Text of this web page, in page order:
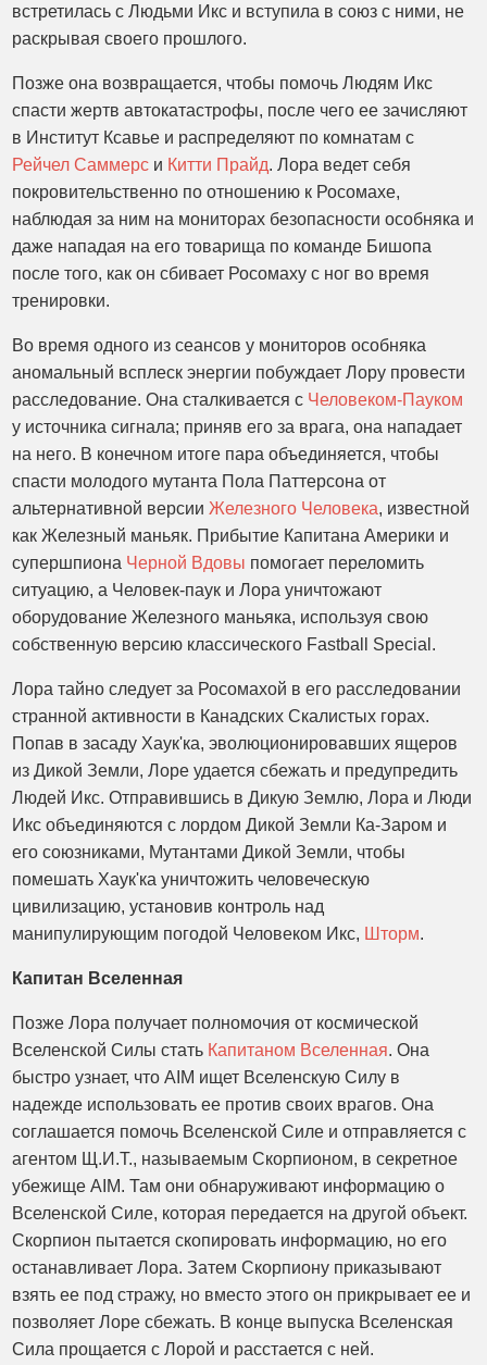
встретилась с Людьми Икс и вступила в союз с ними, не
раскрывая своего прошлого.
Позже она возвращается, чтобы помочь Людям Икс
спасти жертв автокатастрофы, после чего ее зачисляют
в Институт Ксавье и распределяют по комнатам с
Рейчел Саммерс и Китти Прайд. Лора ведет себя
покровительственно по отношению к Росомахе,
наблюдая за ним на мониторах безопасности особняка и
даже нападая на его товарища по команде Бишопа
после того, как он сбивает Росомаху с ног во время
тренировки.
Во время одного из сеансов у мониторов особняка
аномальный всплеск энергии побуждает Лору провести
расследование. Она сталкивается с Человеком-Пауком
у источника сигнала; приняв его за врага, она нападает
на него. В конечном итоге пара объединяется, чтобы
спасти молодого мутанта Пола Паттерсона от
альтернативной версии Железного Человека, известной
как Железный маньяк. Прибытие Капитана Америки и
супершпиона Черной Вдовы помогает переломить
ситуацию, а Человек-паук и Лора уничтожают
оборудование Железного маньяка, используя свою
собственную версию классического Fastball Special.
Лора тайно следует за Росомахой в его расследовании
странной активности в Канадских Скалистых горах.
Попав в засаду Хаук'ка, эволюционировавших ящеров
из Дикой Земли, Лоре удается сбежать и предупредить
Людей Икс. Отправившись в Дикую Землю, Лора и Люди
Икс объединяются с лордом Дикой Земли Ка-Заром и
его союзниками, Мутантами Дикой Земли, чтобы
помешать Хаук'ка уничтожить человеческую
цивилизацию, установив контроль над
манипулирующим погодой Человеком Икс, Шторм.
Капитан Вселенная
Позже Лора получает полномочия от космической
Вселенской Силы стать Капитаном Вселенная. Она
быстро узнает, что AIM ищет Вселенскую Силу в
надежде использовать ее против своих врагов. Она
соглашается помочь Вселенской Силе и отправляется с
агентом Щ.И.Т., называемым Скорпионом, в секретное
убежище AIM. Там они обнаруживают информацию о
Вселенской Силе, которая передается на другой объект.
Скорпион пытается скопировать информацию, но его
останавливает Лора. Затем Скорпиону приказывают
взять ее под стражу, но вместо этого он прикрывает ее и
позволяет Лоре сбежать. В конце выпуска Вселенская
Сила прощается с Лорой и расстается с ней.